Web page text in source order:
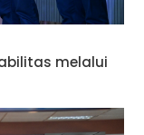
melalui